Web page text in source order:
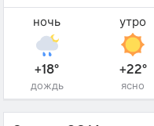
ночь
+18°
дождь
утро
+22°
ясно